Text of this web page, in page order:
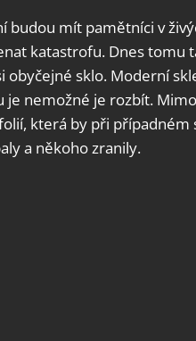
budou mít pamětníci v
katastrofu. Dnes tomu
sklo. Moderní
je nemožné je rozbít.
která by při případném
a někoho zranily.